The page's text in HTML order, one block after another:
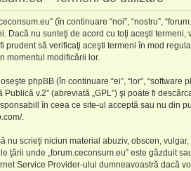
(în continuare “noi”, “nostru”,
Dacă nu sunteţi de acord cu toţi aceşti
prudent să verificaţi aceşti termeni în mod
momentul modificării lor.
phpBB (în continuare “ei”, “lor”,
Publică v.2” (abreviată „GPL”) şi poate fi
în ceea ce site-ul acceptă sau nu din
.
nu scrieţi niciun material abuziv, obscen,
ţării unde „forum.ceconsum.eu” este găzduit
Service Provider-ului dumneavoastră dacă